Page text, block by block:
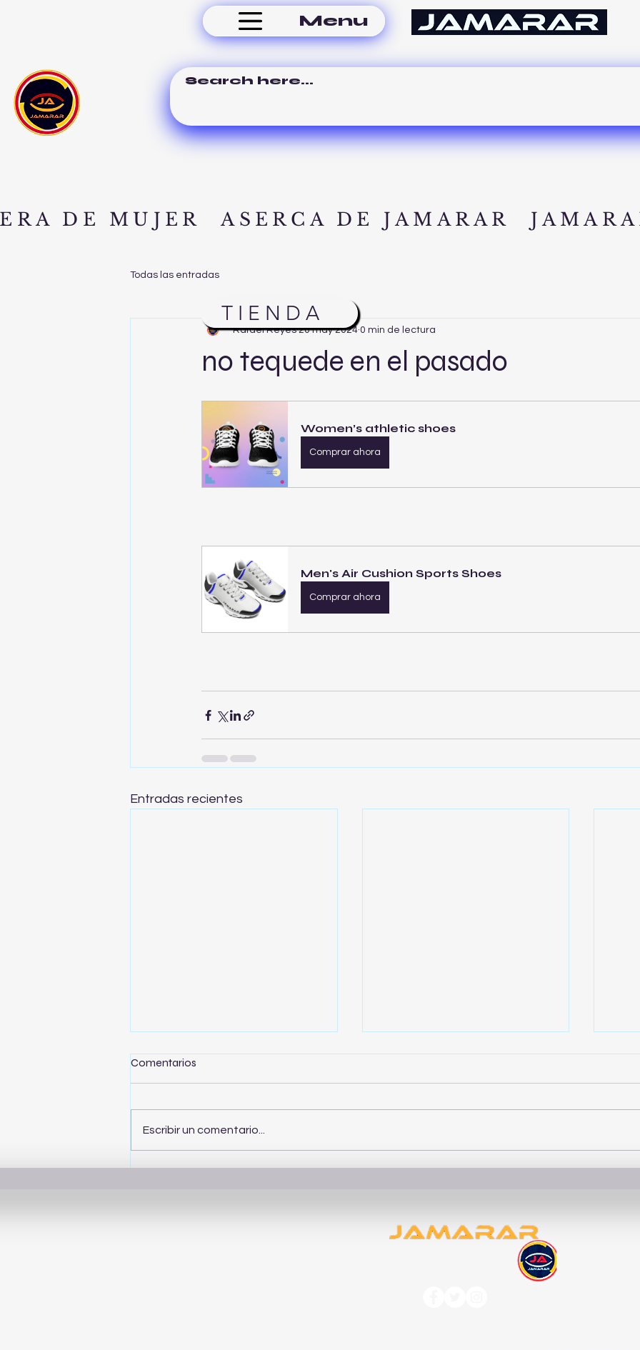
Menu
Todas las entradas
no tequede en el pasado
Rafael Reyes 20 may 2024 0 min de lectura
Women’s athletic shoes
Comprar ahora
Men's Air Cushion Sports Shoes
Comprar ahora
Entradas recientes
Cómo elegir ropa de calidad
Guía para comprar ropa
Comentarios
Escribir un comentario...
DE MUJER ASERCA DE JAMARAR
TIENDA